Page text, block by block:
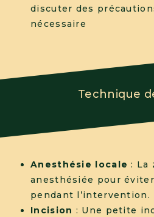
discuter des
nécessaire
Technique
Anesthésie locale : La
anesthésiée pour
pendant l’intervention.
Incision : Une petite